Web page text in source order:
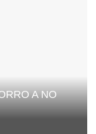
A NO